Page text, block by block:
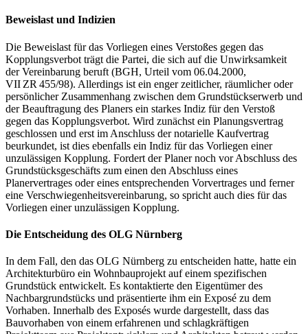
Beweislast und Indizien
Die Beweislast für das Vorliegen eines Verstoßes gegen das
Kopplungsverbot trägt die Partei, die sich auf die Unwirksamkeit
der Vereinbarung beruft (BGH, Urteil vom 06.04.2000,
VII ZR 455/98). Allerdings ist ein enger zeitlicher, räumlicher oder
persönlicher Zusammenhang zwischen dem Grundstückserwerb und
der Beauftragung des Planers ein starkes Indiz für den Verstoß
gegen das Kopplungsverbot. Wird zunächst ein Planungsvertrag
geschlossen und erst im Anschluss der notarielle Kaufvertrag
beurkundet, ist dies ebenfalls ein Indiz für das Vorliegen einer
unzulässigen Kopplung. Fordert der Planer noch vor Abschluss des
Grundstücksgeschäfts zum einen den Abschluss eines
Planervertrages oder eines entsprechenden Vorvertrages und ferner
eine Verschwiegenheitsvereinbarung, so spricht auch dies für das
Vorliegen einer unzulässigen Kopplung.
Die Entscheidung des OLG Nürnberg
In dem Fall, den das OLG Nürnberg zu entscheiden hatte, hatte ein
Architekturbüro ein Wohnbauprojekt auf einem spezifischen
Grundstück entwickelt. Es kontaktierte den Eigentümer des
Nachbargrundstücks und präsentierte ihm ein Exposé zu dem
Vorhaben. Innerhalb des Exposés wurde dargestellt, dass das
Bauvorhaben von einem erfahrenen und schlagkräftigen